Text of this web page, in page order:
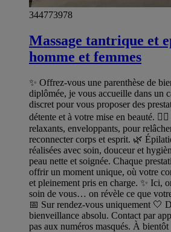
344773978
Massage tantrique et
homme et femmes
✨ Offrez-vous une parenthèse de
diplômée, je vous accueille dans un
discret pour vous proposer des
détente et à votre mise en beauté.
relaxants, enveloppants, pour
reconnecter corps et esprit. 🌿
réalisées avec soin, douceur et
peau nette et soignée. Chaque
offrir un moment unique, où votre
et pleinement pris en charge. ✨ Ici,
soin de vous… on révèle ce que
📅 Sur rendez-vous uniquement 🤍
bienveillance absolu. Contact par
pas aux numéros masqués. À bientôt